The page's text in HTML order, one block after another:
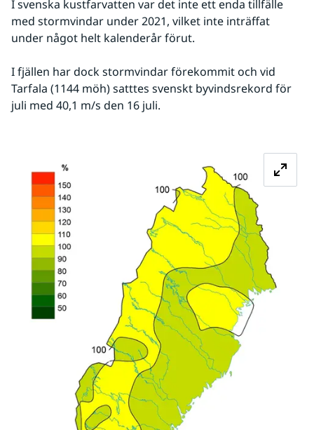
I svenska kustfarvatten var det inte ett enda tillfälle
med stormvindar under 2021, vilket inte inträffat
under något helt kalenderår förut.
I fjällen har dock stormvindar förekommit och vid
Tarfala (1144 möh) satttes svenskt byvindsrekord för
juli med 40,1 m/s den 16 juli.